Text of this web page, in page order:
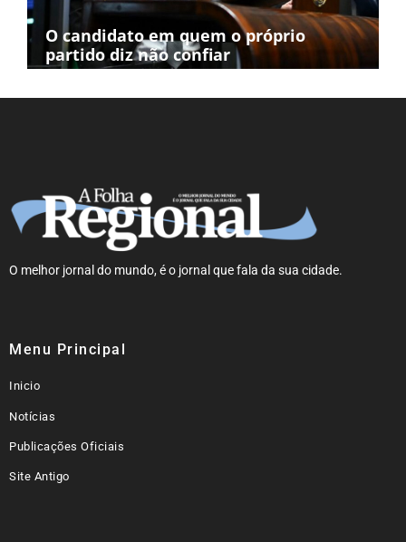
O candidato em quem o próprio
partido diz não confiar
O melhor jornal do mundo, é o jornal que fala da sua cidade.
Menu Principal
Inicio
Notícias
Publicações Oficiais
Site Antigo